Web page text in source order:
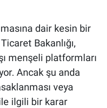
dair kesin bir
Bakanlığı,
menşeli platformları
Ancak şu anda
veya
ilgili bir karar